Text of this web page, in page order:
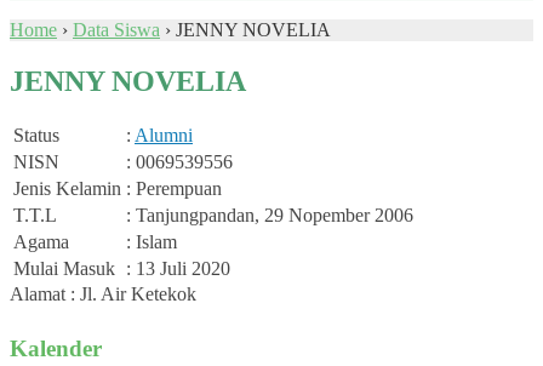
Home › Data Siswa › JENNY NOVELIA
JENNY NOVELIA
Status : Alumni
NISN
: 0069539556
Jenis Kelamin : Perempuan
T.T.L
: Tanjungpandan, 29 Nopember 2006
Agama
: Islam
Mulai Masuk : 13 Juli 2020
Alamat : Jl. Air Ketekok
Kalender